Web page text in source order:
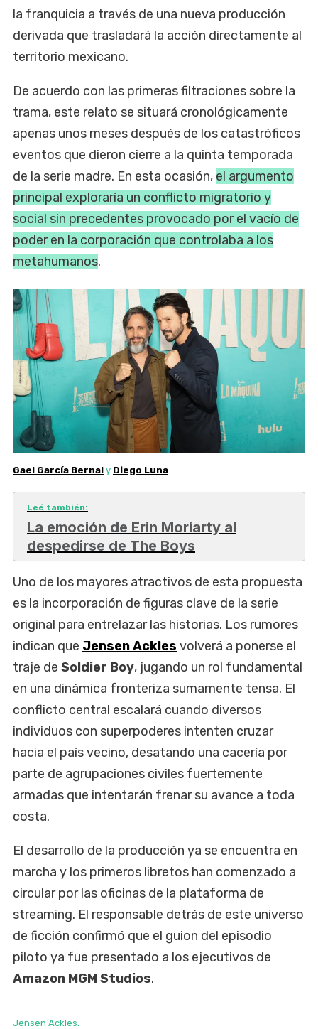
la franquicia a través de una nueva producción
derivada que trasladará la acción directamente al
territorio mexicano.
De acuerdo con las primeras filtraciones sobre la
trama, este relato se situará cronológicamente
apenas unos meses después de los catastróficos
eventos que dieron cierre a la quinta temporada
de la serie madre. En esta ocasión, el argumento
principal exploraría un conflicto migratorio y
social sin precedentes provocado por el vacío de
poder en la corporación que controlaba a los
metahumanos.
Gael García Bernal y Diego Luna.
Leé también:
La emoción de Erin Moriarty al
despedirse de The Boys
Uno de los mayores atractivos de esta propuesta
es la incorporación de figuras clave de la serie
original para entrelazar las historias. Los rumores
indican que Jensen Ackles volverá a ponerse el
traje de Soldier Boy, jugando un rol fundamental
en una dinámica fronteriza sumamente tensa. El
conflicto central escalará cuando diversos
individuos con superpoderes intenten cruzar
hacia el país vecino, desatando una cacería por
parte de agrupaciones civiles fuertemente
armadas que intentarán frenar su avance a toda
costa.
El desarrollo de la producción ya se encuentra en
marcha y los primeros libretos han comenzado a
circular por las oficinas de la plataforma de
streaming. El responsable detrás de este universo
de ficción confirmó que el guion del episodio
piloto ya fue presentado a los ejecutivos de
Amazon MGM Studios.
Jensen Ackles.